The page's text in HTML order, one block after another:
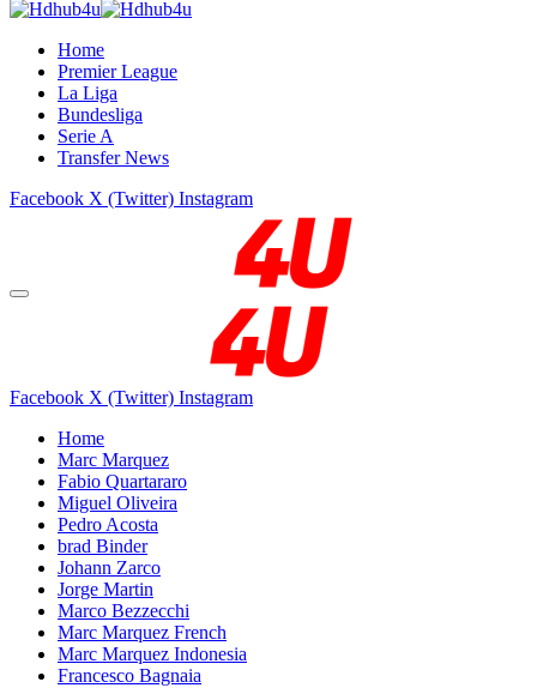
Home
Premier League
La Liga
Bundesliga
Serie A
Transfer News
Facebook X (Twitter) Instagram
Facebook X (Twitter) Instagram
Home
Marc Marquez
Fabio Quartararo
Miguel Oliveira
Pedro Acosta
brad Binder
Johann Zarco
Jorge Martin
Marco Bezzecchi
Marc Marquez French
Marc Marquez Indonesia
Francesco Bagnaia